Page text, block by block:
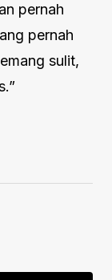
pernah
pernah
sulit,